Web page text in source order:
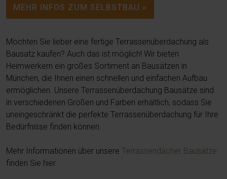
MEHR INFOS ZUM SELBSTBAU »
Möchten Sie lieber eine fertige Terrassenüberdachung als
Bausatz kaufen? Auch das ist möglich! Wir bieten
Heimwerkern ein großes Sortiment an Bausätzen in
München, die Ihnen einen schnellen und einfachen Aufbau
ermöglichen. Unsere Terrassenüberdachung Bausätze sind
in verschiedenen Größen und Farben erhältlich, sodass Sie
uneingeschränkt die perfekte Terrassenüberdachung für Ihre
Bedürfnisse finden können.
Mehr Informationen über unsere Terrassendächer Bausätze
finden Sie hier.